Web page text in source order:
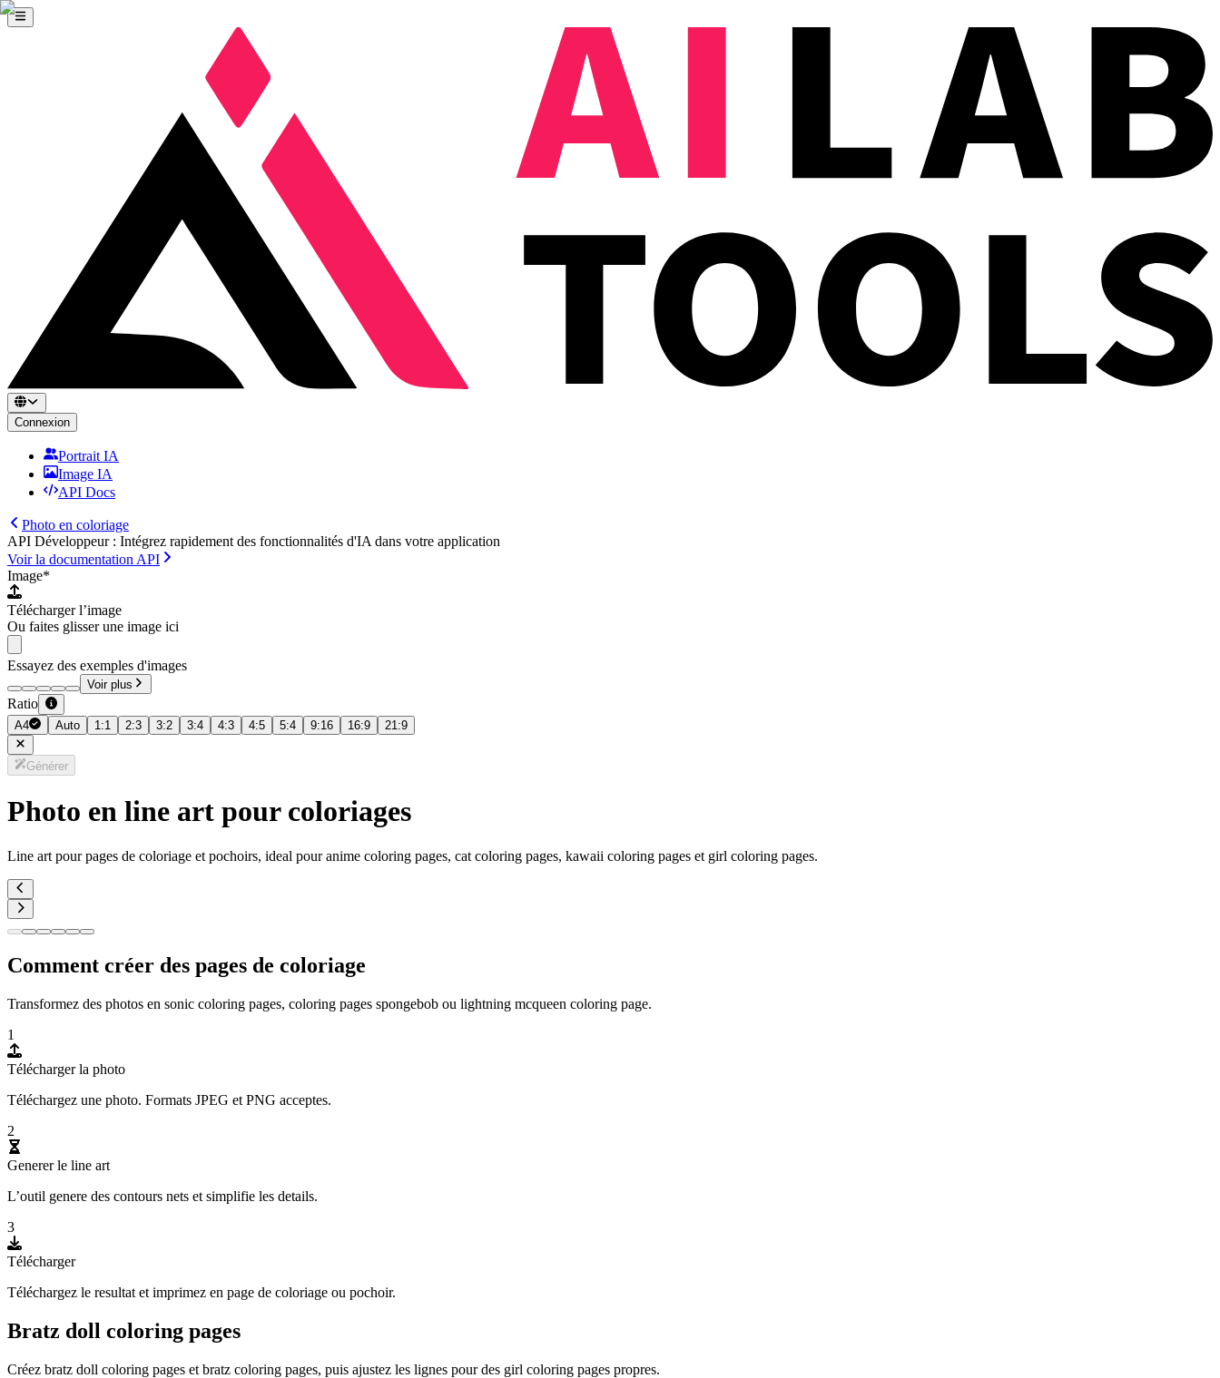
Connexion
Portrait IA
Image IA
API Docs
Photo en coloriage
API Développeur : Intégrez rapidement des fonctionnalités d'IA dans votre application
Voir la documentation API
Image*
Télécharger l’image
Ou faites glisser une image ici
Essayez des exemples d'images
Voir plus
Ratio
A4 Auto 1:1 2:3 3:2 3:4 4:3 4:5 5:4 9:16 16:9 21:9
Générer
Photo en line art pour coloriages
Line art pour pages de coloriage et pochoirs, ideal pour anime coloring pages, cat coloring pages, kawaii coloring pages et girl coloring pages.
Comment créer des pages de coloriage
Transformez des photos en sonic coloring pages, coloring pages spongebob ou lightning mcqueen coloring page.
1
Télécharger la photo
Téléchargez une photo. Formats JPEG et PNG acceptes.
2
Generer le line art
L’outil genere des contours nets et simplifie les details.
3
Télécharger
Téléchargez le resultat et imprimez en page de coloriage ou pochoir.
Bratz doll coloring pages
Créez bratz doll coloring pages et bratz coloring pages, puis ajustez les lignes pour des girl coloring pages propres.